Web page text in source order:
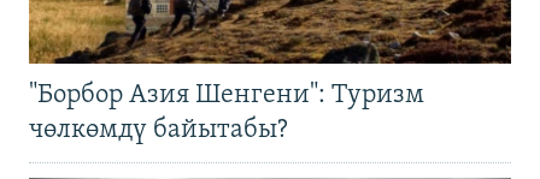
"Борбор Азия Шенгени": Туризм
чөлкөмдү байытабы?